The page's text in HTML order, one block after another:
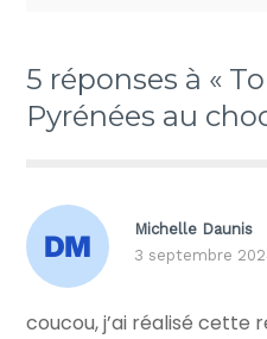
5 réponses à «
Pyrénées au
Michelle Daunis
3 septembre
coucou, j’ai réalisé cette